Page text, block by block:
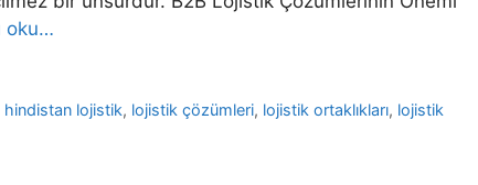
oku…
hindistan lojistik, lojistik çözümleri, lojistik ortaklıkları, lojistik